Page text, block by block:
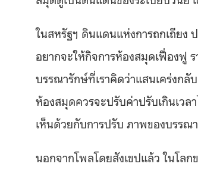
ในสหรัฐฯ ดินแดนแห่งการถกเถียง
อยากจะให้กิจการห้องสมุดเฟื่องฟู
บรรณารักษ์ที่เราคิดว่าแสนเคร่งกลั
ห้องสมุดควรจะปรับค่าปรับเกินเว
เห็นด้วยกับการปรับ ภาพของบรร
นอกจากโพลโดยสังเขปแล้ว ในโล